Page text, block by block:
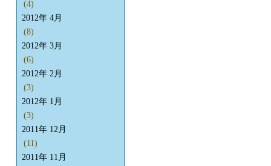
(4)
2012年 4月
(8)
2012年 3月
(6)
2012年 2月
(3)
2012年 1月
(3)
2011年 12月
(11)
2011年 11月